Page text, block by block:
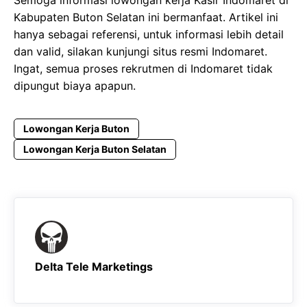
Kabupaten Buton Selatan ini bermanfaat. Artikel ini
hanya sebagai referensi, untuk informasi lebih detail
dan valid, silakan kunjungi situs resmi Indomaret.
Ingat, semua proses rekrutmen di Indomaret tidak
dipungut biaya apapun.
Lowongan Kerja Buton
Lowongan Kerja Buton Selatan
Delta Tele Marketings